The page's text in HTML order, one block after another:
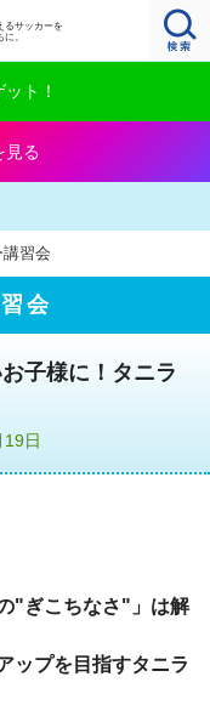
るサッカーを
。
ト！
見る
習会
会
子様に！タニラ
日
"ぎこちなさ"」は解
ップを目指すタニラ